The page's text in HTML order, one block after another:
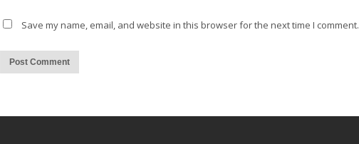
Save my name, email, and website in this browser for the next time I comment.